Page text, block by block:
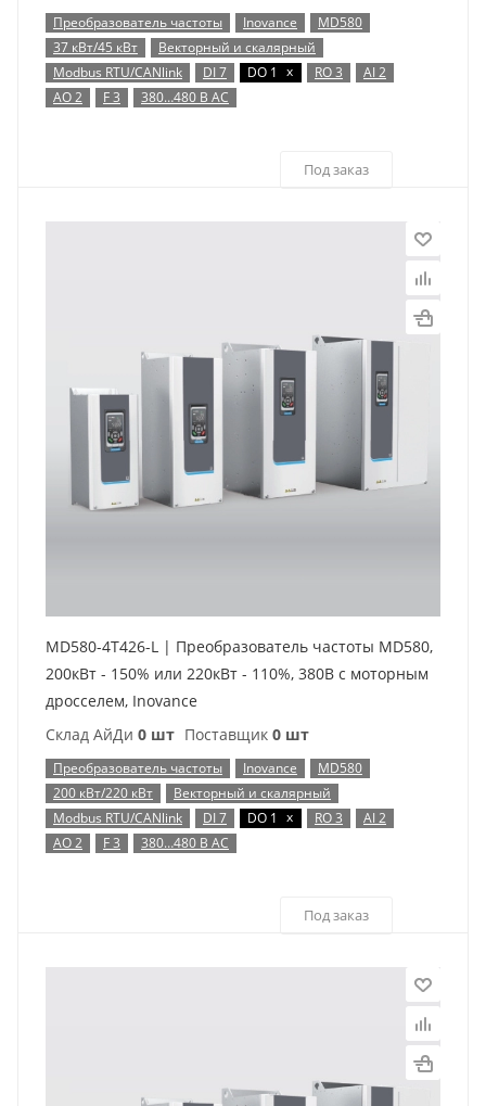
Преобразователь частоты Inovance
MD580
37 кВт/45 кВт
Векторный и скалярный
Modbus RTU/CANlink
DI 7 DO 1 x RO 3
AI 2
AO 2
F 3 380…480 В AC
Под заказ
MD580-4T426-L | Преобразователь частоты MD580,
200кВт - 150% или 220кВт - 110%, 380В с моторным
дросселем, Inovance
Склад АйДи 0 шт Поставщик 0 шт
Преобразователь частоты Inovance
MD580
200 кВт/220 кВт
Векторный и скалярный
Modbus RTU/CANlink
DI 7 DO 1 x RO 3
AI 2
AO 2
F 3 380…480 В AC
Под заказ